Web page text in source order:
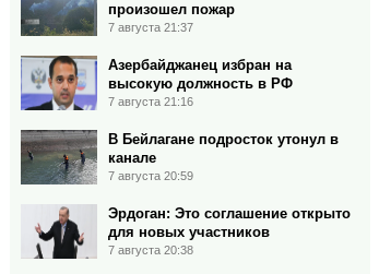
произошел пожар
7 августа 21:37
Азербайджанец избран на
высокую должность в РФ
7 августа 21:16
В Бейлагане подросток утонул в
канале
7 августа 20:59
Эрдоган: Это соглашение открыто
для новых участников
7 августа 20:38